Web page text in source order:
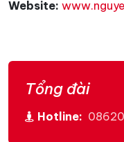
Website:
Tổng đài
Hotline: